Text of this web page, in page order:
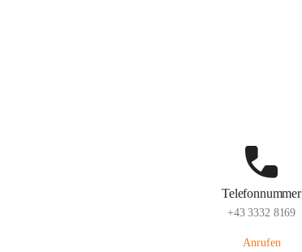
Telefonnummer
+43 3332 8169
Anrufen